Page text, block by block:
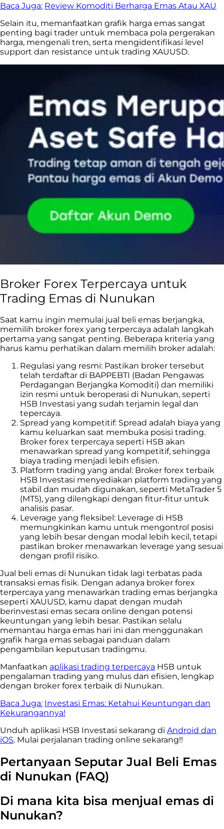
Baca Juga: Review Komoditi Berharga Emas Atau XAU
Selain itu, memanfaatkan grafik harga emas sangat
penting bagi trader untuk membaca pola pergerakan
harga, mengenali tren, serta mengidentifikasi level
support dan resistance untuk trading XAUUSD.
Broker Forex Terpercaya untuk
Trading Emas di Nunukan
Saat kamu ingin memulai jual beli emas berjangka,
memilih broker forex yang terpercaya adalah langkah
pertama yang sangat penting. Beberapa kriteria yang
harus kamu perhatikan dalam memilih broker adalah:
Regulasi yang resmi: Pastikan broker tersebut
telah terdaftar di BAPPEBTI (Badan Pengawas
Perdagangan Berjangka Komoditi) dan memiliki
izin resmi untuk beroperasi di Nunukan, seperti
HSB Investasi yang sudah terjamin legal dan
tepercaya.
Spread yang kompetitif: Spread adalah biaya yang
kamu keluarkan saat membuka posisi trading.
Broker forex terpercaya seperti HSB akan
menawarkan spread yang kompetitif, sehingga
biaya trading menjadi lebih efisien.
Platform trading yang andal: Broker forex terbaik
HSB Investasi menyediakan platform trading yang
stabil dan mudah digunakan, seperti MetaTrader 5
(MT5), yang dilengkapi dengan fitur-fitur untuk
analisis pasar.
Leverage yang fleksibel: Leverage di HSB
memungkinkan kamu untuk mengontrol posisi
yang lebih besar dengan modal lebih kecil, tetapi
pastikan broker menawarkan leverage yang sesuai
dengan profil risiko.
Jual beli emas di Nunukan tidak lagi terbatas pada
transaksi emas fisik. Dengan adanya broker forex
terpercaya yang menawarkan trading emas berjangka
seperti XAUUSD, kamu dapat dengan mudah
berinvestasi emas secara online dengan potensi
keuntungan yang lebih besar. Pastikan selalu
memantau harga emas hari ini dan menggunakan
grafik harga emas sebagai panduan dalam
pengambilan keputusan tradingmu.
Manfaatkan aplikasi trading terpercaya HSB untuk
pengalaman trading yang mulus dan efisien, lengkap
dengan broker forex terbaik di Nunukan.
Baca Juga: Investasi Emas: Ketahui Keuntungan dan
Kekurangannya!
Unduh aplikasi HSB Investasi sekarang di Android dan
iOS. Mulai perjalanan trading online sekarang!!
Pertanyaan Seputar Jual Beli Emas
di Nunukan (FAQ)
Di mana kita bisa menjual emas di
Nunukan?